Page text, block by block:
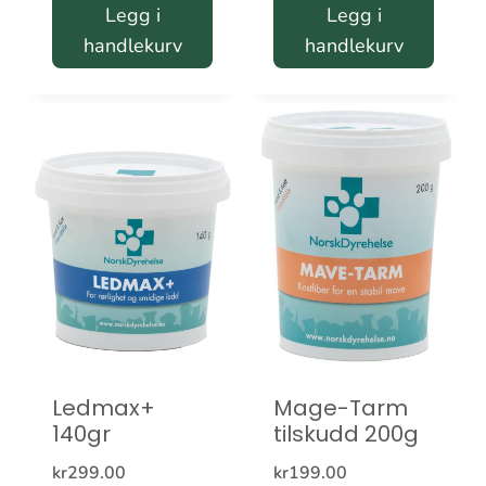
Legg i
handlekurv
Legg i
handlekurv
Ledmax+
140gr
kr299.00
Mage-Tarm
tilskudd 200g
kr199.00